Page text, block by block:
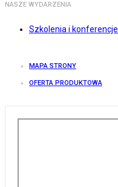
NASZE WYDARZENIA
Szkolenia i konferencje
MAPA STRONY
OFERTA PRODUKTOWA